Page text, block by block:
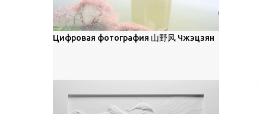
солнца. Зеркальные свойства наиболее
заметны при угле солнечного света 15°
и ниже; при более высокой солнечной
описываются индикатрисой ...
Шервин прокомментировал картины
художника, заявив, что "Такаюки
Харада сочетает в себе классическую
смысле, персонажи его картин
предлагают зрителям незаконченный
рассказ, который усиливается его
Цифровая фотография 山野风 Чжэцзян